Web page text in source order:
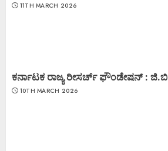
11TH MARCH 2026
ಕರ್ನಾಟಕ ರಾಜ್ಯ ರೀಸರ್ಚ್ ಫೌಂಡೇಷನ್ :
10TH MARCH 2026